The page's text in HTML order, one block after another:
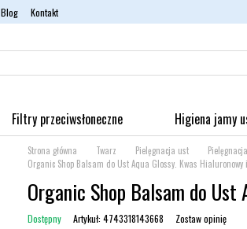
Blog Kontakt
Filtry przeciwsłoneczne Higiena jamy
Strona główna Twarz Pielęgnacja ust
Organic Shop Balsam do Ust Aqua Glossy. Kwas Hialuronowy
Organic Shop Balsam do
Dostępny Artykuł: 4743318143668 Zostaw opinię